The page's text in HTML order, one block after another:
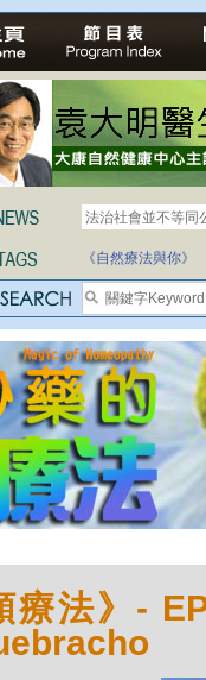
法治社會並不等同
《自然療法與你》
療法》-